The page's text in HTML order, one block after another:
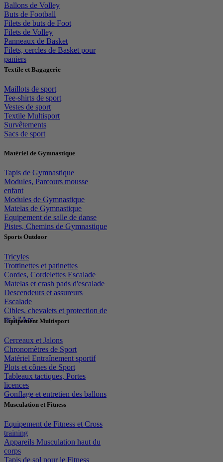
Ballons de Volley
Buts de Football
Filets de buts de Foot
Filets de Volley
Panneaux de Basket
Filets, cercles de Basket pour
paniers
Textile et Bagagerie
Maillots de sport
Tee-shirts de sport
Vestes de sport
Textile Multisport
Survêtements
Sacs de sport
Matériel de Gymnastique
Tapis de Gymnastique
Modules, Parcours mousse
enfant
Modules de Gymnastique
Matelas de Gymnastique
Equipement de salle de danse
Pistes, Chemins de Gymnastique
Sports Outdoor
Tricyles
Trottinettes et patinettes
Cordes, Cordelettes Escalade
Matelas et crash pads d'escalade
Descendeurs et assureurs
Escalade
Cibles, chevalets et protection de
tir à l'Arc
Equipement Multisport
Cerceaux et Jalons
Chronomètres de Sport
Matériel Entraînement sportif
Plots et cônes de Sport
Tableaux tactiques, Portes
licences
Gonflage et entretien des ballons
Musculation et Fitness
Equipement de Fitness et Cross
training
Appareils Musculation haut du
corps
Tapis de sol pour le Fitness